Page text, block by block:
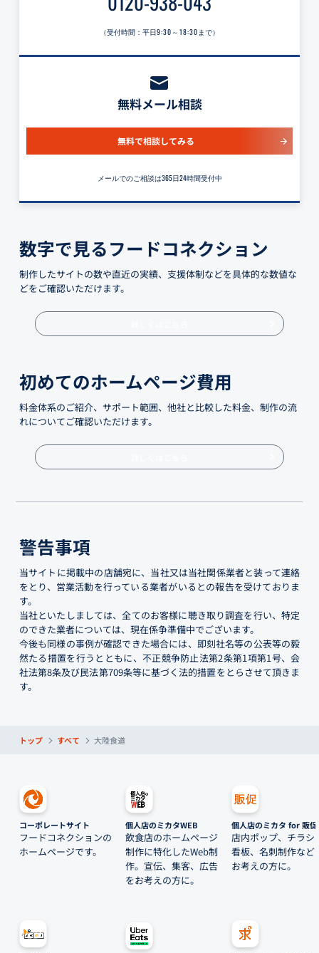
（受付時間：平日9:30～18:30 まで）
無料メール相談
無料で相談してみる
メールでのご相談は365日24時間受付中
数字で見るフードコネクション
制作したサイトの数や直近の実績、支援体制などを具体的な数値な
どをご確認いただけます。
初めてのホームページ費用
料金体系のご紹介、サポート範囲、他社と比較した料金、制作の流
れについてご確認いただけます。
警告事項
当サイトに掲載中の店舗宛に、当社又は当社関係業者と装って連絡
をとり、営業活動を行っている業者がいるとの報告を受けておりま
す。
当社といたしましては、全てのお客様に聴き取り調査を行い、特定
のできた業者については、現在係争準備中でございます。
今後も同様の事例が確認できた場合には、即刻社名等の公表等の毅
然たる措置を行うとともに、不正競争防止法第2条第1項第1号、会
社法第8条及び民法第709条等に基づく法的措置をとらさせて頂きま
す。
トップ すべて 大陸食道
コーポレートサイト
フードコネクションの
ホームページです。
個人店のミカタWEB
飲食店のホームページ
制作に特化したWeb制
作。宣伝、集客、広告
をお考えの方に。
個人店のミカタ for 販促
店内ポップ、チラシ
看板、名刺制作など
お考えの方に。